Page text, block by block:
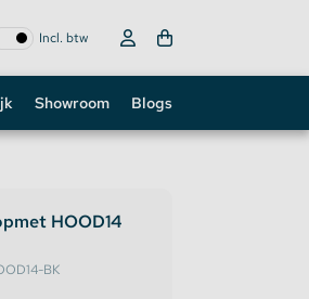
Incl. btw
Showroom Blogs
HOOD14
BK